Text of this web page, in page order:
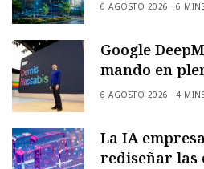
6 AGOSTO 2026 6
Google
mando en
6 AGOSTO 2026 4
La IA
rediseñar las